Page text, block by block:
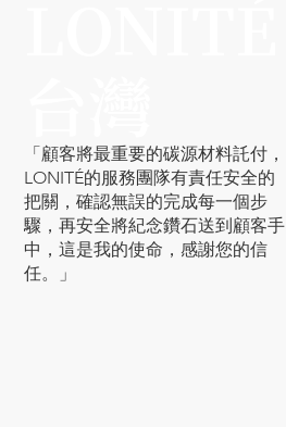
「顧客將最重要的碳源材料託付，
LONITÉ的服務團隊有責任安全的
把關，確認無誤的完成每一個步
驟，再安全將紀念鑽石送到顧客手
中，這是我的使命，感謝您的信
任。」